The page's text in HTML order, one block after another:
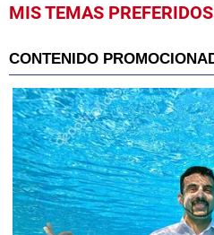
MIS TEMAS PREFERIDOS